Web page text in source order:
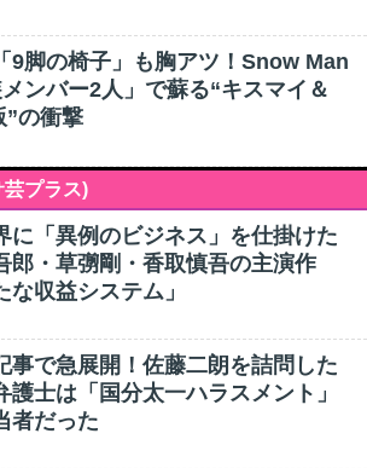
9脚の椅子」も胸アツ！Snow Man
ンバー2人」で蘇る“キスマイ＆
”の衝撃
芸プラス)
に「異例のビジネス」を仕掛けた
郎・草彅剛・香取慎吾の主演作
な収益システム」
事で急展開！佐藤二朗を詰問した
護士は「国分太一ハラスメント」
者だった